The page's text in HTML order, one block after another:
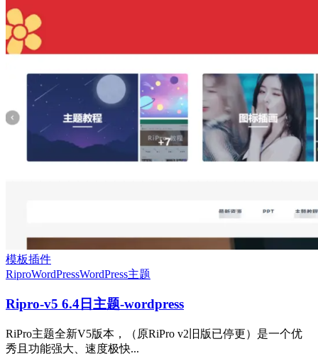
模板插件
RiproWordPressWordPress主题
Ripro-v5 6.4日主题-wordpress
RiPro主题全新V5版本，（原RiPro v2旧版已停更）是一个优
秀且功能强大、速度极快...